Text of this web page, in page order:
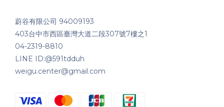
蔚谷有限公司 94009193
403台中市西區臺灣大道二段307號7樓之1
04-2319-8810
LINE ID:@591tdduh
weigu.center@gmail.com